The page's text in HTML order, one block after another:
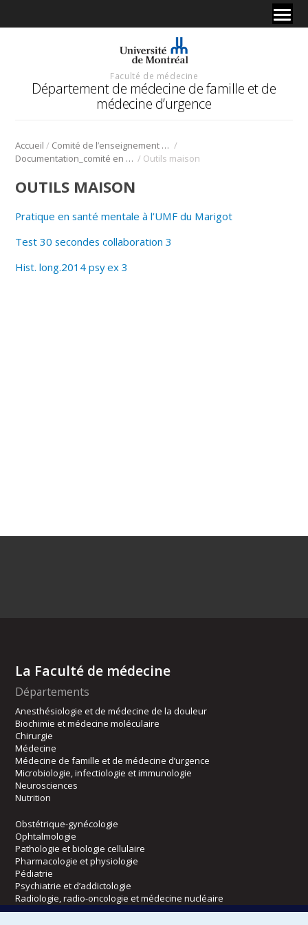
Faculté de médecine
Département de médecine de famille et de
médecine d’urgence
Accueil / Comité de l’enseignement en santé mentale /
Documentation_comité en santé mentale / Outils maison
OUTILS MAISON
Pratique en santé mentale à l’UMF du Marigot
Test 30 secondes collaboration 3
Hist. long.2014 psy ex 3
La Faculté de médecine
Départements
Anesthésiologie et de médecine de la douleur
Biochimie et médecine moléculaire
Chirurgie
Médecine
Médecine de famille et de médecine d’urgence
Microbiologie, infectiologie et immunologie
Neurosciences
Nutrition
Obstétrique-gynécologie
Ophtalmologie
Pathologie et biologie cellulaire
Pharmacologie et physiologie
Pédiatrie
Psychiatrie et d’addictologie
Radiologie, radio-oncologie et médecine nucléaire